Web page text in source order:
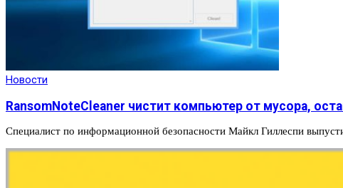
Новости
RansomNoteCleaner чистит компьютер от мусора,
Специалист по информационной безопасности Майкл Гиллеспи